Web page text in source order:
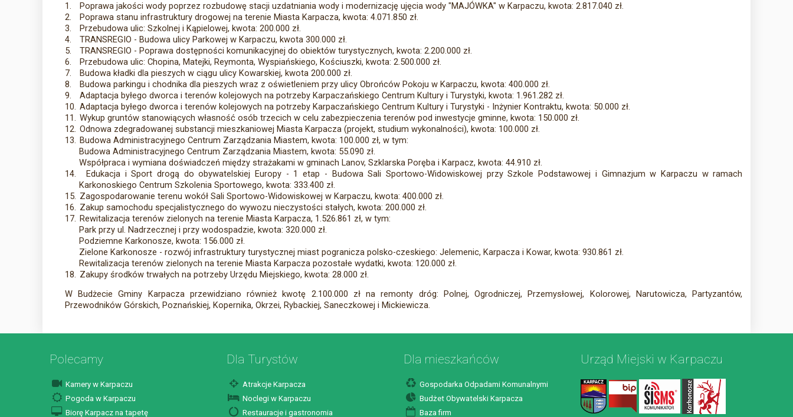
1.
Poprawa jakości wody poprzez rozbudowę stacji uzdatniania wody i modernizację ujęcia wody "MAJÓWKA" w Karpaczu, kwota: 2.817.040 zł.
2.
Poprawa stanu infrastruktury drogowej na terenie Miasta Karpacza, kwota: 4.071.850 zł.
3.
Przebudowa ulic: Szkolnej i Kąpielowej, kwota: 200.000 zł.
4.
TRANSREGIO - Budowa ulicy Parkowej w Karpaczu, kwota 300.000 zł.
5.
TRANSREGIO - Poprawa dostępności komunikacyjnej do obiektów turystycznych, kwota: 2.200.000 zł.
6.
Przebudowa ulic: Chopina, Matejki, Reymonta, Wyspiańskiego, Kościuszki, kwota: 2.500.000 zł.
7.
Budowa kładki dla pieszych w ciągu ulicy Kowarskiej, kwota 200.000 zł.
8.
Budowa parkingu i chodnika dla pieszych wraz z oświetleniem przy ulicy Obrońców Pokoju w Karpaczu, kwota: 400.000 zł.
9.
Adaptacja byłego dworca i terenów kolejowych na potrzeby Karpaczańskiego Centrum Kultury i Turystyki, kwota: 1.961.282 zł.
10. Adaptacja byłego dworca i terenów kolejowych na potrzeby Karpaczańskiego Centrum Kultury i Turystyki - Inżynier Kontraktu, kwota: 50.000 zł.
11. Wykup gruntów stanowiących własność osób trzecich w celu zabezpieczenia terenów pod inwestycje gminne, kwota: 150.000 zł.
12. Odnowa zdegradowanej substancji mieszkaniowej Miasta Karpacza (projekt, studium wykonalności), kwota: 100.000 zł.
13. Budowa Administracyjnego Centrum Zarządzania Miastem, kwota: 100.000 zł, w tym:
Budowa Administracyjnego Centrum Zarządzania Miastem, kwota: 55.090 zł.
Współpraca i wymiana doświadczeń między strażakami w gminach Lanov, Szklarska Poręba i Karpacz, kwota: 44.910 zł.
14.
Edukacja i Sport drogą do obywatelskiej Europy - 1 etap - Budowa Sali Sportowo-Widowiskowej przy Szkole Podstawowej i Gimnazjum w Karpaczu w ramach
Karkonoskiego Centrum Szkolenia Sportowego, kwota: 333.400 zł.
15. Zagospodarowanie terenu wokół Sali Sportowo-Widowiskowej w Karpaczu, kwota: 400.000 zł.
16. Zakup samochodu specjalistycznego do wywozu nieczystości stałych, kwota: 200.000 zł.
17. Rewitalizacja terenów zielonych na terenie Miasta Karpacza, 1.526.861 zł, w tym:
Park przy ul. Nadrzecznej i przy wodospadzie, kwota: 320.000 zł.
Podziemne Karkonosze, kwota: 156.000 zł.
Zielone Karkonosze - rozwój infrastruktury turystycznej miast pogranicza polsko-czeskiego: Jelemenic, Karpacza i Kowar, kwota: 930.861 zł.
Rewitalizacja terenów zielonych na terenie Miasta Karpacza pozostałe wydatki, kwota: 120.000 zł.
18. Zakupy środków trwałych na potrzeby Urzędu Miejskiego, kwota: 28.000 zł.
W Budżecie Gminy Karpacza przewidziano również kwotę 2.100.000 zł na remonty dróg: Polnej, Ogrodniczej, Przemysłowej, Kolorowej, Narutowicza, Partyzantów,
Przewodników Górskich, Poznańskiej, Kopernika, Okrzei, Rybackiej, Saneczkowej i Mickiewicza.
Polecamy
Kamery w Karpaczu
Pogoda w Karpaczu
Biorę Karpacz na tapetę
Dla Turystów
Atrakcje Karpacza
Noclegi w Karpaczu
Restauracje i gastronomia
Dla mieszkańców
Gospodarka Odpadami Komunalnymi
Budżet Obywatelski Karpacza
Baza firm
Urząd Miejski w Karpaczu